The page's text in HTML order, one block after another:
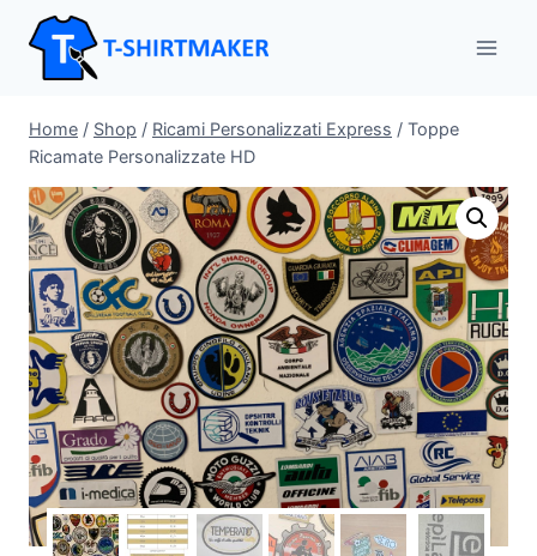
Salta
contenuto
Home / Shop / Ricami Personalizzati Express / Toppe
Ricamate Personalizzate HD